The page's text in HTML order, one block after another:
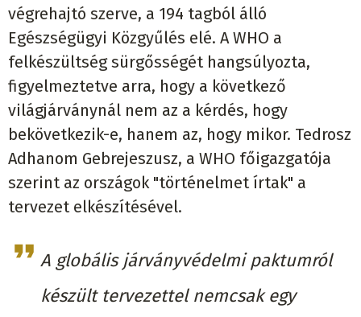
végrehajtó szerve, a 194 tagból álló
Egészségügyi Közgyűlés elé. A WHO a
felkészültség sürgősségét hangsúlyozta,
figyelmeztetve arra, hogy a következő
világjárványnál nem az a kérdés, hogy
bekövetkezik-e, hanem az, hogy mikor. Tedrosz
Adhanom Gebrejeszusz, a WHO főigazgatója
szerint az országok "történelmet írtak" a
tervezet elkészítésével.
A globális járványvédelmi paktumról
készült tervezettel nemcsak egy